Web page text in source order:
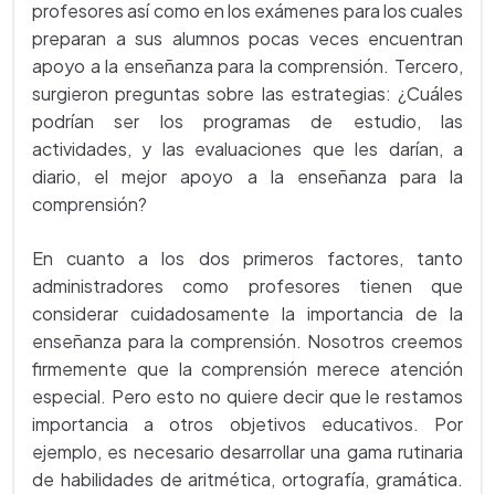
profesores así como en los exámenes para los cuales
preparan a sus alumnos pocas veces encuentran
apoyo a la enseñanza para la comprensión. Tercero,
surgieron preguntas sobre las estrategias: ¿Cuáles
podrían ser los programas de estudio, las
actividades, y las evaluaciones que les darían, a
diario, el mejor apoyo a la enseñanza para la
comprensión?
En cuanto a los dos primeros factores, tanto
administradores como profesores tienen que
considerar cuidadosamente la importancia de la
enseñanza para la comprensión. Nosotros creemos
firmemente que la comprensión merece atención
especial. Pero esto no quiere decir que le restamos
importancia a otros objetivos educativos. Por
ejemplo, es necesario desarrollar una gama rutinaria
de habilidades de aritmética, ortografía, gramática.